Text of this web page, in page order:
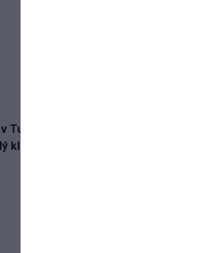
Turecku! Salah nepôjde do
klub Hamšíka